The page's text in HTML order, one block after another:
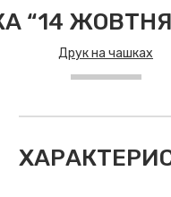
“14
Друк на чашках